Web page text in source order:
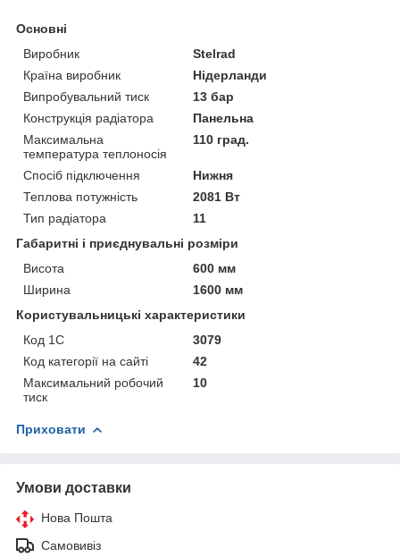
Основні
Виробник
Stelrad
Країна виробник
Нідерланди
Випробувальний тиск
13 бар
Конструкція радіатора
Панельна
Максимальна
температура теплоносія
110 град.
Спосіб підключення
Нижня
Теплова потужність
2081 Вт
Тип радіатора
11
Габаритні і приєднувальні розміри
Висота
600 мм
Ширина
1600 мм
Користувальницькі характеристики
Код 1С
3079
Код категорії на сайті
42
Максимальний робочий
тиск
10
Приховати
Умови доставки
Нова Пошта
Самовивіз